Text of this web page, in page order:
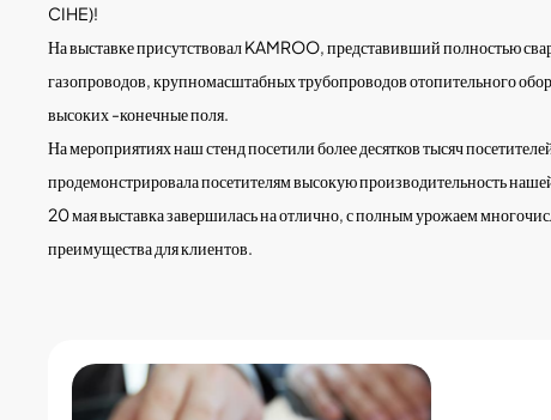
CIHE)!
На выставке присутствовал KAMROO, представивший полностью
газопроводов, крупномасштабных трубопроводов отопительного
высоких -конечные поля.
На мероприятиях наш стенд посетили более десятков тысяч
продемонстрировала посетителям высокую производительность
20 мая выставка завершилась на отлично, с полным урожаем
преимущества для клиентов.